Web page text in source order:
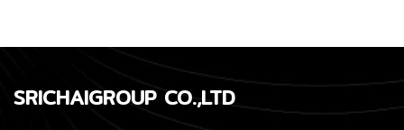
SRICHAIGROUP CO.,LTD